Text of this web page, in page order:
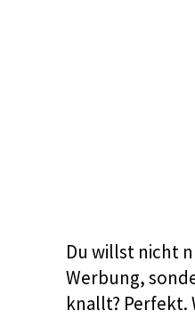
Du willst nicht
Werbung,
knallt? Perfekt.